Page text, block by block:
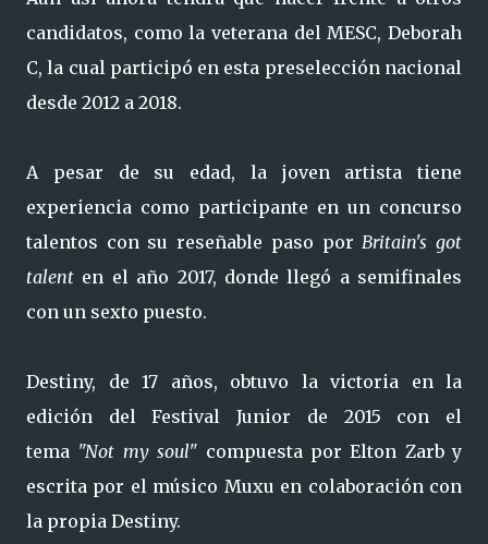
candidatos, como la veterana del MESC, Deborah
C, la cual participó en esta preselección nacional
desde 2012 a 2018.
A pesar de su edad, la joven artista tiene
experiencia como participante en un concurso
talentos con su reseñable paso porBritain's got
talent en el año 2017, donde llegó a semifinales
con un sexto puesto.
Destiny, de 17 años, obtuvo la victoria en la
edición del Festival Junior de 2015 con el
tema "Not my soul" compuesta por Elton Zarb y
escrita por el músico Muxu en colaboración con
la propia Destiny.